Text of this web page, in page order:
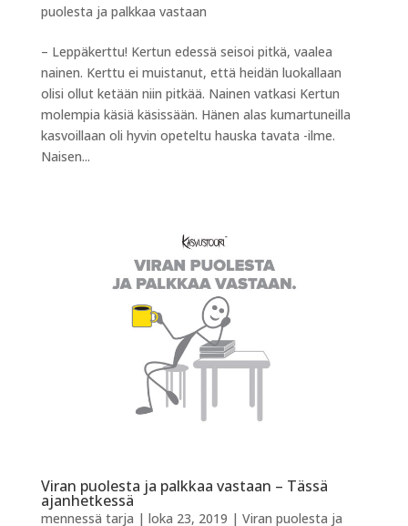
puolesta ja palkkaa vastaan
– Leppäkerttu! Kertun edessä seisoi pitkä, vaalea
nainen. Kerttu ei muistanut, että heidän luokallaan
olisi ollut ketään niin pitkää. Nainen vatkasi Kertun
molempia käsiä käsissään. Hänen alas kumartuneilla
kasvoillaan oli hyvin opeteltu hauska tavata -ilme.
Naisen...
Viran puolesta ja palkkaa vastaan – Tässä
ajanhetkessä
mennessä tarja | loka 23, 2019 | Viran puolesta ja